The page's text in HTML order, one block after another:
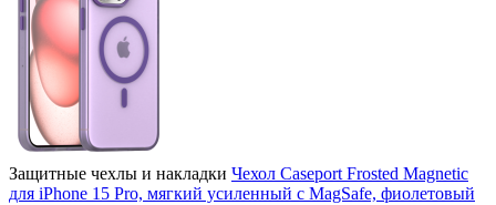
Защитные чехлы и накладки Чехол Caseport Frosted Magnetic
для iPhone 15 Pro, мягкий усиленный с MagSafe, фиолетовый